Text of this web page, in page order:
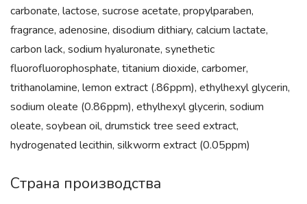
carbonate, lactose, sucrose acetate, propylparaben,
fragrance, adenosine, disodium dithiary, calcium lactate,
carbon lack, sodium hyaluronate, synethetic
fluorofluorophosphate, titanium dioxide, carbomer,
trithanolamine, lemon extract (.86ppm), ethylhexyl glycerin,
sodium oleate (0.86ppm), ethylhexyl glycerin, sodium
oleate, soybean oil, drumstick tree seed extract,
hydrogenated lecithin, silkworm extract (0.05ppm)
Страна производства